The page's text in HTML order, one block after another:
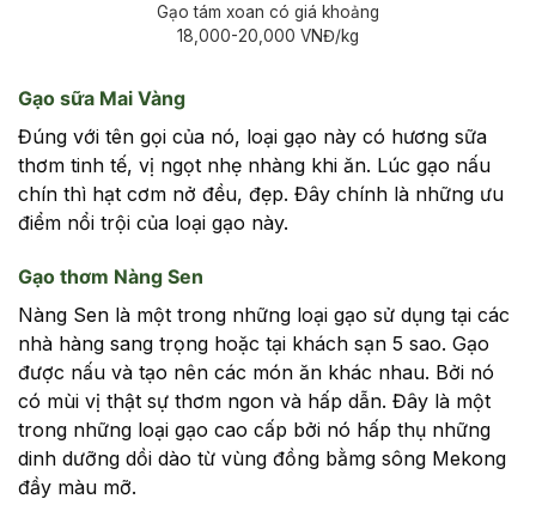
Gạo tám xoan có giá khoảng
18,000-20,000 VNĐ/kg
Gạo sữa Mai Vàng
Đúng với tên gọi của nó, loại gạo này có hương sữa
thơm tinh tế, vị ngọt nhẹ nhàng khi ăn. Lúc gạo nấu
chín thì hạt cơm nở đều, đẹp. Đây chính là những ưu
điểm nổi trội của loại gạo này.
Gạo thơm Nàng Sen
Nàng Sen là một trong những loại gạo sử dụng tại các
nhà hàng sang trọng hoặc tại khách sạn 5 sao. Gạo
được nấu và tạo nên các món ăn khác nhau. Bởi nó
có mùi vị thật sự thơm ngon và hấp dẫn. Đây là một
trong những loại gạo cao cấp bởi nó hấp thụ những
dinh dưỡng dồi dào từ vùng đồng bằmg sông Mekong
đầy màu mỡ.